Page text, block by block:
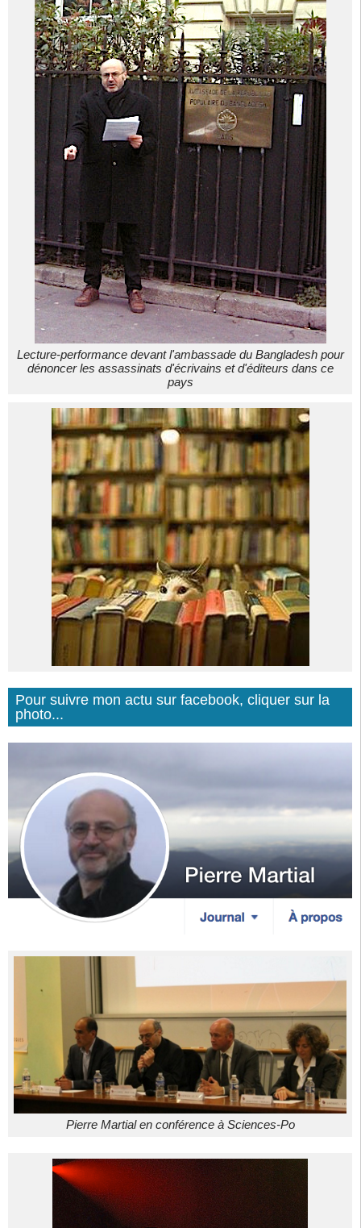
Lecture-performance devant l'ambassade du Bangladesh pour
dénoncer les assassinats d'écrivains et d'éditeurs dans ce
pays
Pour suivre mon actu sur facebook, cliquer sur la
photo...
Pierre Martial en conférence à Sciences-Po